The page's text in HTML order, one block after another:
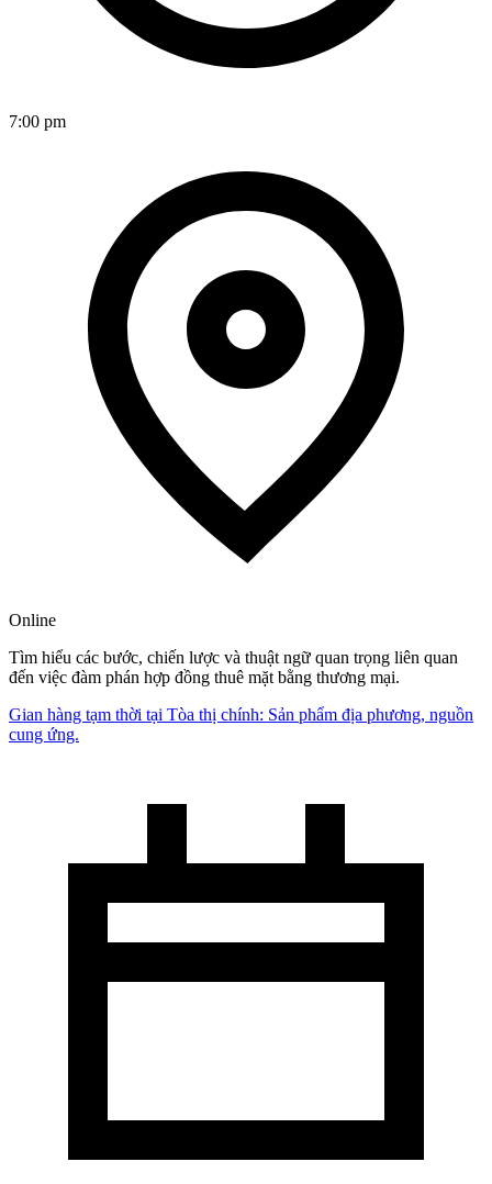
7:00 pm
Online
Tìm hiểu các bước, chiến lược và thuật ngữ quan trọng liên quan
đến việc đàm phán hợp đồng thuê mặt bằng thương mại.
Gian hàng tạm thời tại Tòa thị chính: Sản phẩm địa phương, nguồn
cung ứng.